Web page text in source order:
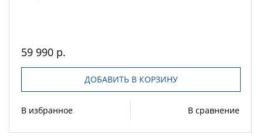
59 990 р.
ДОБАВИТЬ В КОРЗИНУ
В избранное В сравнение